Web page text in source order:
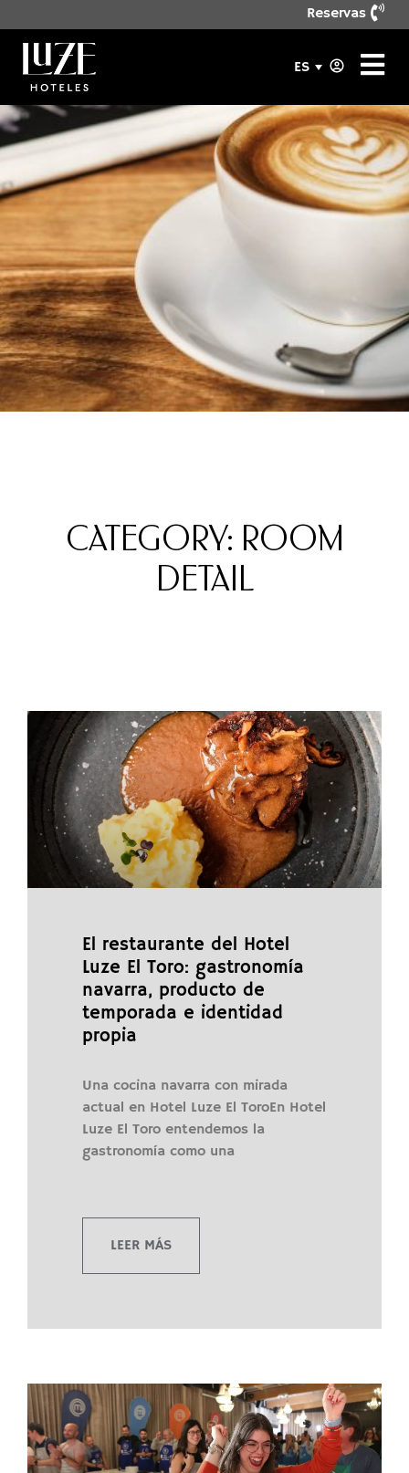
Reservas
ES
CATEGORY: ROOM
DETAIL
El restaurante del Hotel
Luze El Toro: gastronomía
navarra, producto de
temporada e identidad
propia
Una cocina navarra con mirada
actual en Hotel Luze El ToroEn Hotel
Luze El Toro entendemos la
gastronomía como una
LEER MÁS